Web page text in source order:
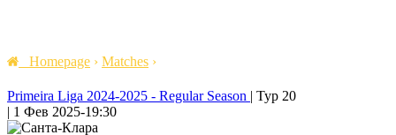
Homepage › Matches ›
Primeira Liga 2024-2025 - Regular Season | Тур 20
| 1 Фев 2025-19:30